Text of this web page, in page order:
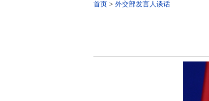
首页 > 外交部发言人谈话